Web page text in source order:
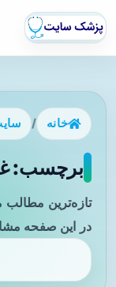
خانه /
برچسب:
تازه‌ترین
در این صفحه